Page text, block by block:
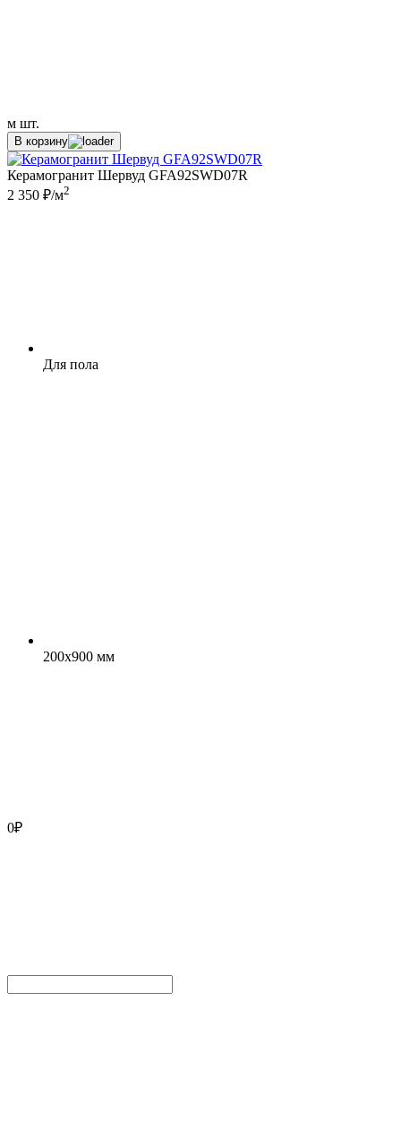
м шт.
В корзину
Керамогранит Шервуд GFA92SWD07R
2 350 ₽/м2
Для пола
200x900 мм
0₽